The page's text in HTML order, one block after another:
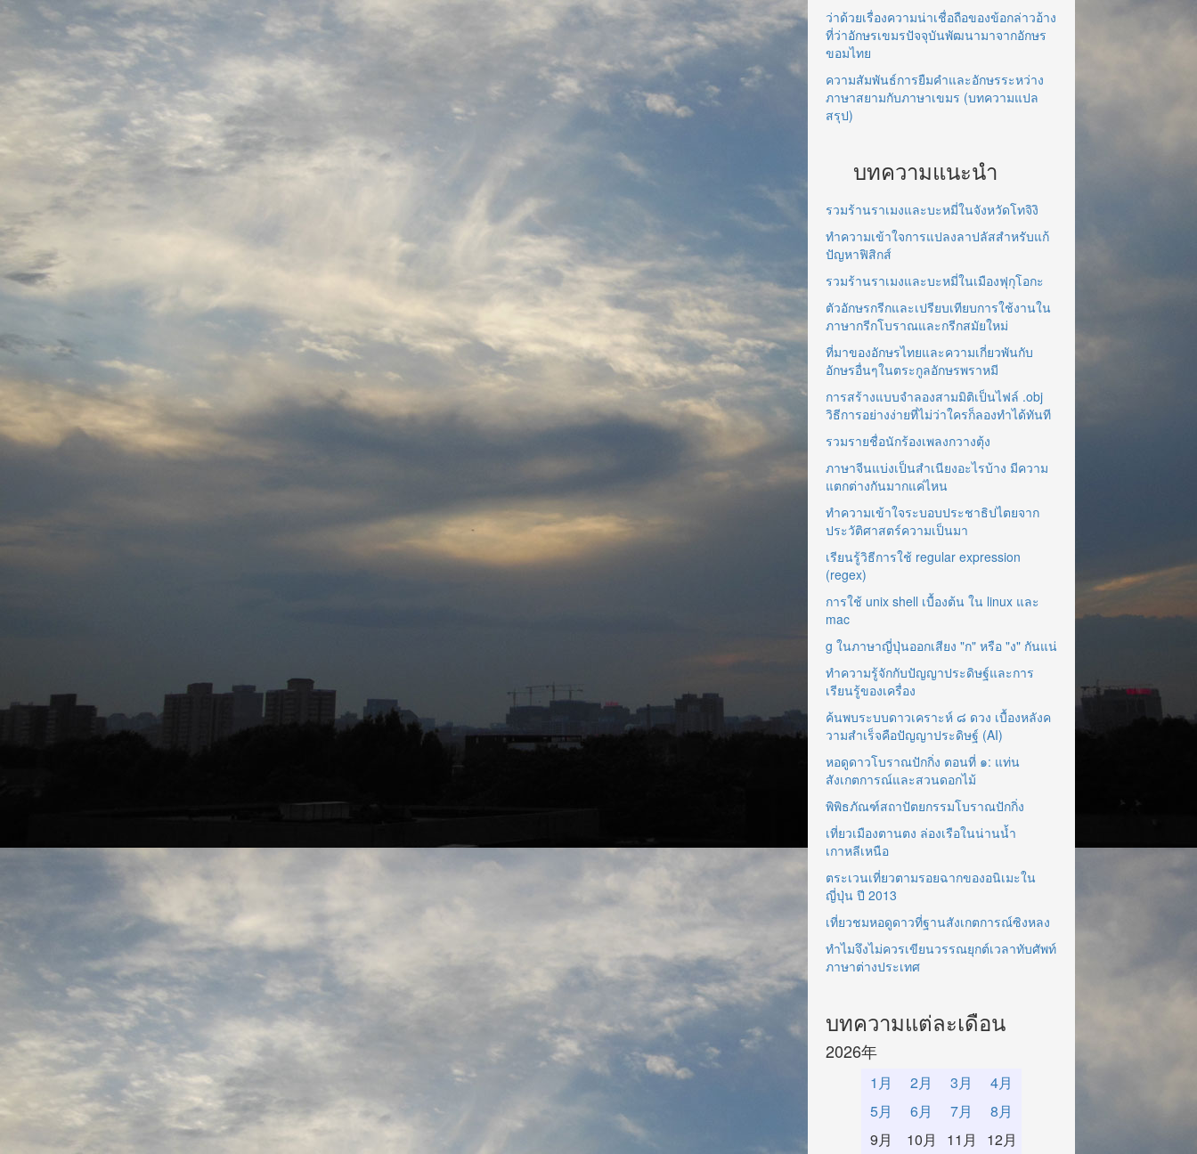
ว่าด้วยเรื่องความน่าเชื่อถือของข้อกล่าวอ้าง
ที่ว่าอักษรเขมรปัจจุบันพัฒนามาจากอักษร
ขอมไทย
ความสัมพันธ์การยืมคำและอักษรระหว่าง
ภาษาสยามกับภาษาเขมร (บทความแปล
สรุป)
บทความแนะนำ
รวมร้านราเมงและบะหมี่ในจังหวัดโทจิงิ
ทำความเข้าใจการแปลงลาปลัสสำหรับแก้
ปัญหาฟิสิกส์
รวมร้านราเมงและบะหมี่ในเมืองฟุกุโอกะ
ตัวอักษรกรีกและเปรียบเทียบการใช้งานใน
ภาษากรีกโบราณและกรีกสมัยใหม่
ที่มาของอักษรไทยและความเกี่ยวพันกับ
อักษรอื่นๆในตระกูลอักษรพราหมี
การสร้างแบบจำลองสามมิติเป็นไฟล์ .obj
วิธีการอย่างง่ายที่ไม่ว่าใครก็ลองทำได้ทันที
รวมรายชื่อนักร้องเพลงกวางตุ้ง
ภาษาจีนแบ่งเป็นสำเนียงอะไรบ้าง มีความ
แตกต่างกันมากแค่ไหน
ทำความเข้าใจระบอบประชาธิปไตยจาก
ประวัติศาสตร์ความเป็นมา
เรียนรู้วิธีการใช้ regular expression
(regex)
การใช้ unix shell เบื้องต้น ใน linux และ
mac
g ในภาษาญี่ปุ่นออกเสียง "ก" หรือ "ง" กันแน่
ทำความรู้จักกับปัญญาประดิษฐ์และการ
เรียนรู้ของเครื่อง
ค้นพบระบบดาวเคราะห์ ๘ ดวง เบื้องหลังค
วามสำเร็จคือปัญญาประดิษฐ์ (AI)
หอดูดาวโบราณปักกิ่ง ตอนที่ ๑: แท่น
สังเกตการณ์และสวนดอกไม้
พิพิธภัณฑ์สถาปัตยกรรมโบราณปักกิ่ง
เที่ยวเมืองตานตง ล่องเรือในน่านน้ำ
เกาหลีเหนือ
ตระเวนเที่ยวตามรอยฉากของอนิเมะใน
ญี่ปุ่น ปี 2013
เที่ยวชมหอดูดาวที่ฐานสังเกตการณ์ซิงหลง
ทำไมจึงไม่ควรเขียนวรรณยุกต์เวลาทับศัพท์
ภาษาต่างประเทศ
บทความแต่ละเดือน
2026年
1月 2月 3月
4月
5月
6月 7月
8月
9月
10月 11月 12月